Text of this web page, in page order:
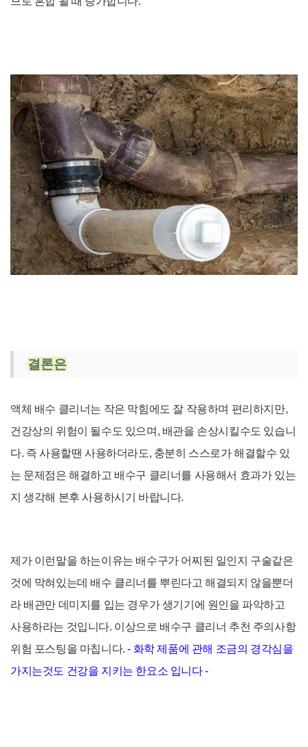
결론은
액체 배수 클리너는 작은 막힘에도 잘 작용하며 편리하지만,
건강상의 위험이 될수도 있으며, 배관을 손상시킬수도 있습니
다. 즉 사용할땐 사용하더라도, 충분히 스스로가 해결할수 있
는 문제점은 해결하고 배수구 클리너를 사용해서 효과가 있는
지 생각해 본후 사용하시기 바랍니다.
제가 이런말을 하는이유는 배수구가 어찌된 일인지 구술같은
것에 막혀있는데 배수 클리너를 뿌린다고 해결되지 않을뿐더
라 배관만 데미지를 입는 경우가 생기기에 원인을 파악하고
사용하라는 것입니다. 이상으로 배수구 클리너 추천 주의사항
위험 포스팅을 마칩니다.- 화학 제품에 관해 조금의 경각심을
가지는것도 건강을 지키는 한요소 입니다 -